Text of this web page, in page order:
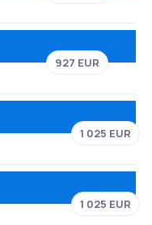
927 EUR
1 025 EUR
1 025 EUR